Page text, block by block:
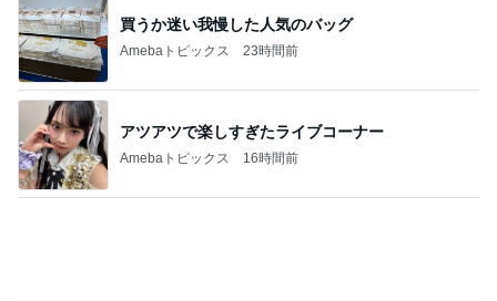
買うか迷い我慢した人気のバッグ
Amebaトピックス 23時間前
アツアツで楽しすぎたライブコーナー
Amebaトピックス 16時間前